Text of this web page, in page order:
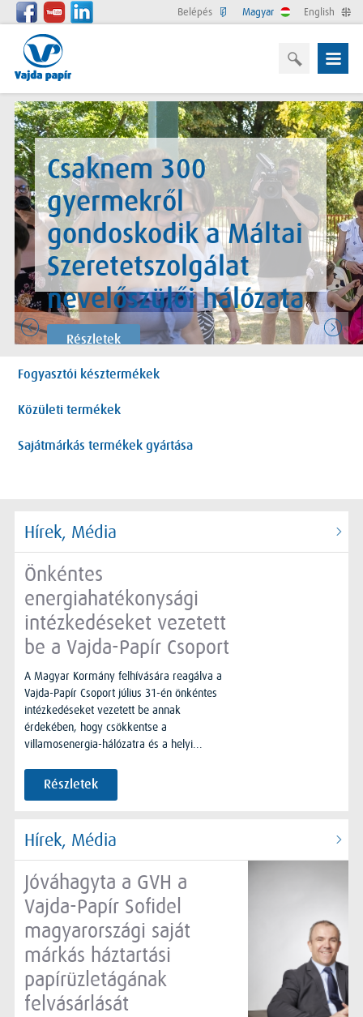
English
Magyar
Belépés
Csaknem 300
gyermekről
gondoskodik a Máltai
Szeretetszolgálat
nevelőszülői hálózata
Részletek
Fogyasztói késztermékek
Közületi termékek
Sajátmárkás termékek gyártása
Hírek, Média
Önkéntes
energiahatékonysági
intézkedéseket vezetett
be a Vajda-Papír Csoport
A Magyar Kormány felhívására reagálva a
Vajda-Papír Csoport július 31-én önkéntes
intézkedéseket vezetett be annak
érdekében, hogy csökkentse a
villamosenergia-hálózatra és a helyi...
Részletek
Hírek, Média
Jóváhagyta a GVH a
Vajda-Papír Sofidel
magyarországi saját
márkás háztartási
papírüzletágának
felvásárlását